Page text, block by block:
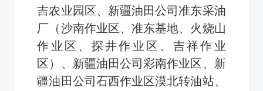
吉农业园区、新疆油田公司准东采油
厂（沙南作业区、准东基地、火烧山
作业区、探井作业区、吉祥作业
区）、新疆油田公司彩南作业区、新
疆油田公司石西作业区漠北转油站、